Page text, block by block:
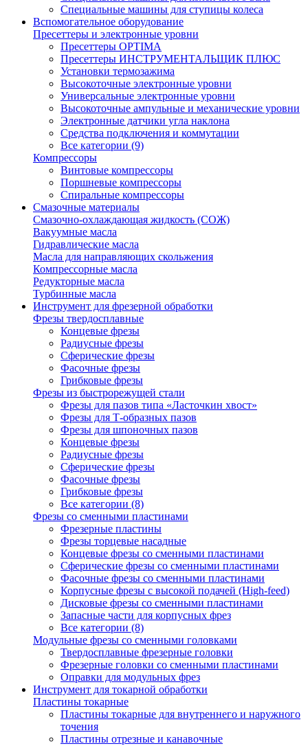
Специальные машины для ступицы колеса
Вспомогательное оборудование
Пресеттеры и электронные уровни
Пресеттеры OPTIMA
Пресеттеры ИНСТРУМЕНТАЛЬЩИК ПЛЮС
Установки термозажима
Высокоточные электронные уровни
Универсальные электронные уровни
Высокоточные ампульные и механические уровни
Электронные датчики угла наклона
Средства подключения и коммутации
Все категории (9)
Компрессоры
Винтовые компрессоры
Поршневые компрессоры
Спиральные компрессоры
Смазочные материалы
Смазочно-охлаждающая жидкость (СОЖ)
Вакуумные масла
Гидравлические масла
Масла для направляющих скольжения
Компрессорные масла
Редукторные масла
Турбинные масла
Инструмент для фрезерной обработки
Фрезы твердосплавные
Концевые фрезы
Радиусные фрезы
Сферические фрезы
Фасочные фрезы
Грибковые фрезы
Фрезы из быстрорежущей стали
Фрезы для пазов типа «Ласточкин хвост»
Фрезы для Т-образных пазов
Фрезы для шпоночных пазов
Концевые фрезы
Радиусные фрезы
Сферические фрезы
Фасочные фрезы
Грибковые фрезы
Все категории (8)
Фрезы со сменными пластинами
Фрезерные пластины
Фрезы торцевые насадные
Концевые фрезы со сменными пластинами
Сферические фрезы со сменными пластинами
Фасочные фрезы со сменными пластинами
Корпусные фрезы с высокой подачей (High-feed)
Дисковые фрезы со сменными пластинами
Запасные части для корпусных фрез
Все категории (8)
Модульные фрезы со сменными головками
Твердосплавные фрезерные головки
Фрезерные головки со сменными пластинами
Оправки для модульных фрез
Инструмент для токарной обработки
Пластины токарные
Пластины токарные для внутреннего и наружного
точения
Пластины отрезные и канавочные